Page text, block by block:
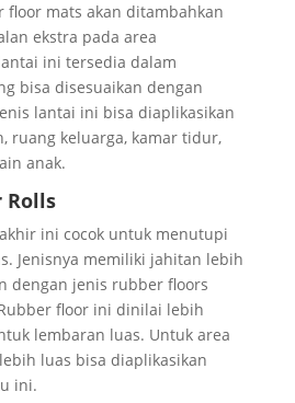
floor mats akan ditambahkan
ekstra pada area
ini tersedia dalam
bisa disesuaikan dengan
lantai ini bisa diaplikasikan
ruang keluarga, kamar tidur,
anak.
Rolls
ini cocok untuk menutupi
Jenisnya memiliki jahitan lebih
dengan jenis rubber floors
floor ini dinilai lebih
lembaran luas. Untuk area
luas bisa diaplikasikan
ini.